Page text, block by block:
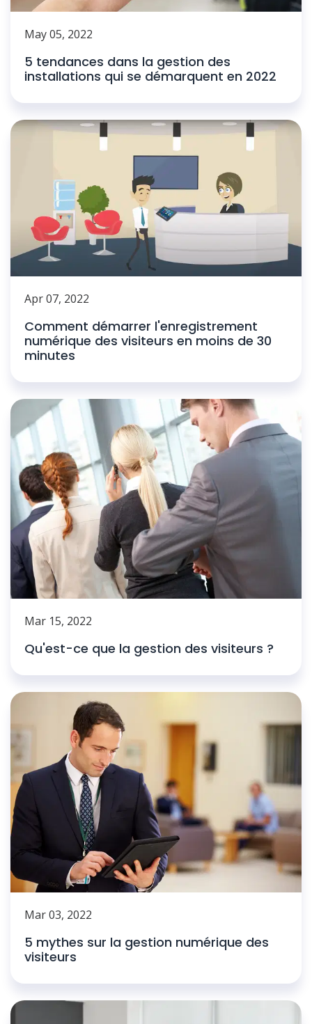
May 05, 2022
5 tendances dans la gestion des
installations qui se démarquent en 2022
Apr 07, 2022
Comment démarrer l'enregistrement
numérique des visiteurs en moins de 30
minutes
Mar 15, 2022
Qu'est-ce que la gestion des visiteurs ?
Mar 03, 2022
5 mythes sur la gestion numérique des
visiteurs